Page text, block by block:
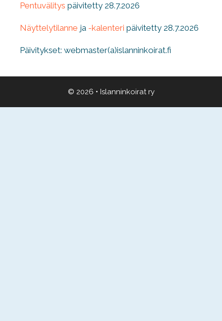
Pentuvälitys päivitetty 28.7.2026
Näyttelytilanne ja -kalenteri päivitetty 28.7.2026
Päivitykset: webmaster(a)islanninkoirat.fi
© 2026 • Islanninkoirat ry